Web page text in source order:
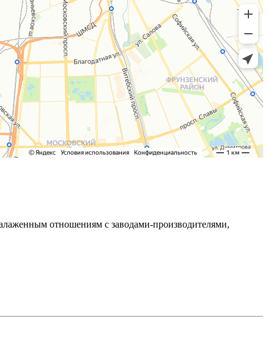
отношениям с заводами-производителями,